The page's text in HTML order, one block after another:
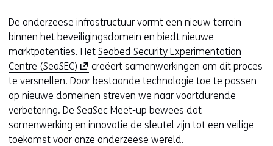
De onderzeese infrastructuur vormt een nieuw terrein
binnen het beveiligingsdomein en biedt nieuwe
marktpotenties. Het Seabed Security Experimentation
Centre (SeaSEC) (
o
p
e
n
t
creëert samenwerkingen om dit proces
te versnellen. Door bestaande technologie toe te passen
op nieuwe domeinen streven we naar voortdurende
verbetering. De SeaSec Meet-up bewees dat
samenwerking en innovatie de sleutel zijn tot een veilige
toekomst voor onze onderzeese wereld.